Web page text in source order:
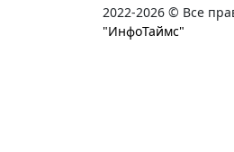
2022-2026 © Все
"ИнфоТаймс"